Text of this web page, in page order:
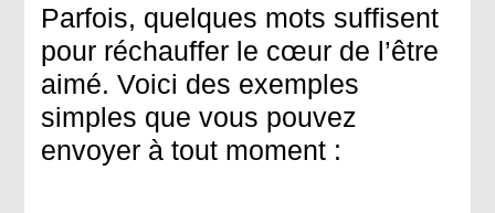
Parfois, quelques mots suffisent
pour réchauffer le cœur de l’être
aimé. Voici des exemples
simples que vous pouvez
envoyer à tout moment :